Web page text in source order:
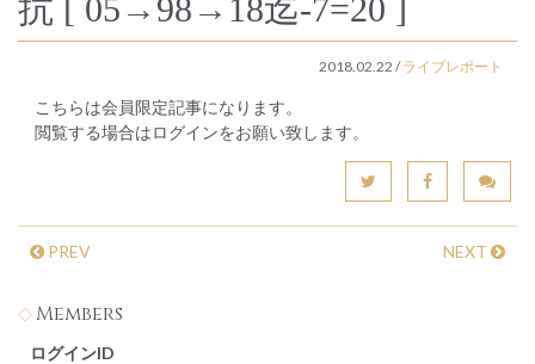
抗 [ 05→98→18迄-7=20 ]
2018.02.22 /ライブレポート
こちらは会員限定記事になります。
閲覧する場合はログインをお願い致します。
PREV NEXT
Members
ログインID